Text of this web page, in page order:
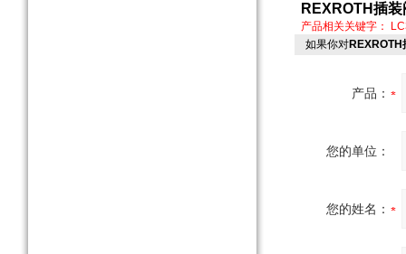
REXROTH插
产品相关关键字：
如果你对
产品：
您的单位：
您的姓名：